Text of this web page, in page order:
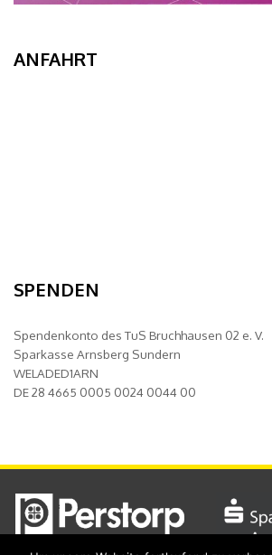
ANFAHRT
SPENDEN
Spendenkonto des TuS Bruchhausen 02 e. V.
Sparkasse Arnsberg Sundern
WELADED1ARN
DE 28 4665 0005 0024 0044 00